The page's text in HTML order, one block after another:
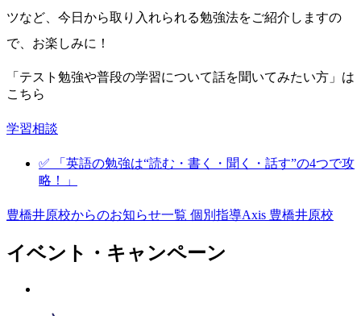
ツなど、今日から取り入れられる勉強法をご紹介しますの
で、お楽しみに！
「テスト勉強や普段の学習について話を聞いてみたい方」は
こちら
学習相談
✅ 「英語の勉強は“読む・書く・聞く・話す”の4つで攻
略！」
豊橋井原校からのお知らせ一覧 個別指導Axis 豊橋井原校
イベント・キャンペーン